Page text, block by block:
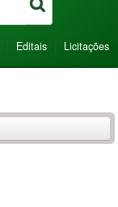
Editais Licitações